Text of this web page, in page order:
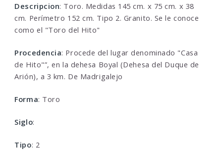
Descripcion: Toro. Medidas 145 cm. x 75 cm. x 38
cm. Perímetro 152 cm. Tipo 2. Granito. Se le conoce
como el "Toro del Hito"
Procedencia: Procede del lugar denominado "Casa
de Hito"”, en la dehesa Boyal (Dehesa del Duque de
Arión), a 3 km. De Madrigalejo
Forma: Toro
Siglo:
Tipo: 2